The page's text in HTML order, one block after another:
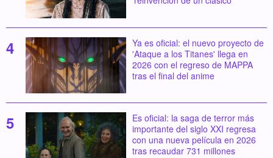
Ya es oficial: el nuevo proyecto de
'Ataque a los Titanes' llega en
2026 con el regreso de MAPPA
tras el final del anime
Es oficial: la saga de terror más
importante del siglo XXI regresa
con una nueva película en 2026
tras recaudar 731 millones